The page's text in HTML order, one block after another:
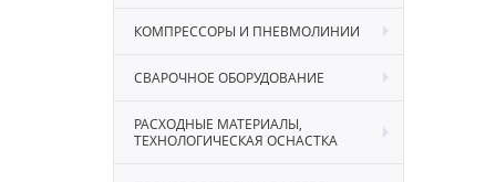
КОМПРЕССОРЫ И ПНЕВМОЛИНИИ
СВАРОЧНОЕ ОБОРУДОВАНИЕ
РАСХОДНЫЕ МАТЕРИАЛЫ,
ТЕХНОЛОГИЧЕСКАЯ ОСНАСТКА